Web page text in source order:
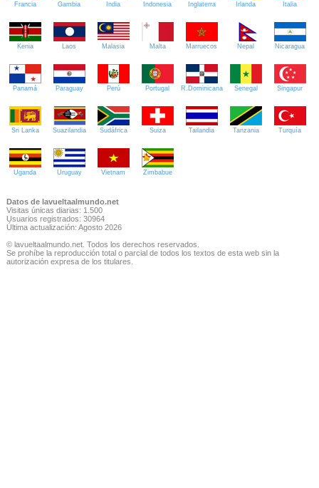
Francia Gambia India Indonesia Inglaterra Irlanda Italia
Kenia Laos Malasia Malta Marruecos Nepal Nicaragua
Panamá Paraguay Perú Portugal R.Dominicana Senegal Singapur
Sri Lanka Suazilandia Sudáfrica Suiza Tailandia Tanzania Turquía
Uganda Uruguay Vietnam Zimbabue
Datos de lavueltaalmundo.net
Visitas únicas diarias: 1.500
Usuarios registrados: 30964
Última actualización: Agosto 2026
© lavueltaalmundo.net. Todos los derechos reservados.
Se prohíbe la reproducción total o parcial de todos los textos de esta web sin la
autorización expresa de los titulares.